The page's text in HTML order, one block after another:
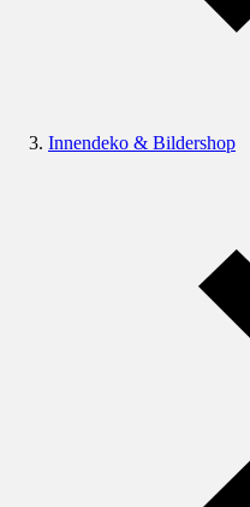
Innendeko & Bildershop